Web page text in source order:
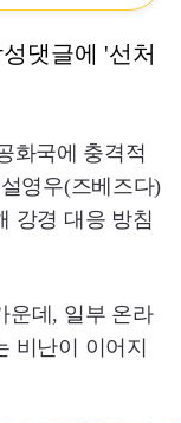
댓글에 '선처
화국에 충격적
영우(즈베즈다)
강경 대응 방침
운데, 일부 온라
비난이 이어지